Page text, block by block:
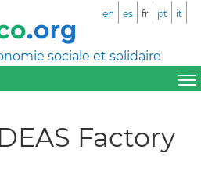
sociale et solidaire
en es fr pt it
Factory